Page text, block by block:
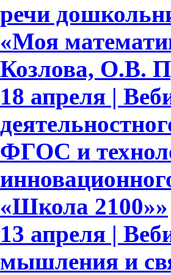
речи
«Моя
Козлова, О.В.
18 апреля |
ФГОС и
«Школа 2100»»
13 апреля |
мышления и